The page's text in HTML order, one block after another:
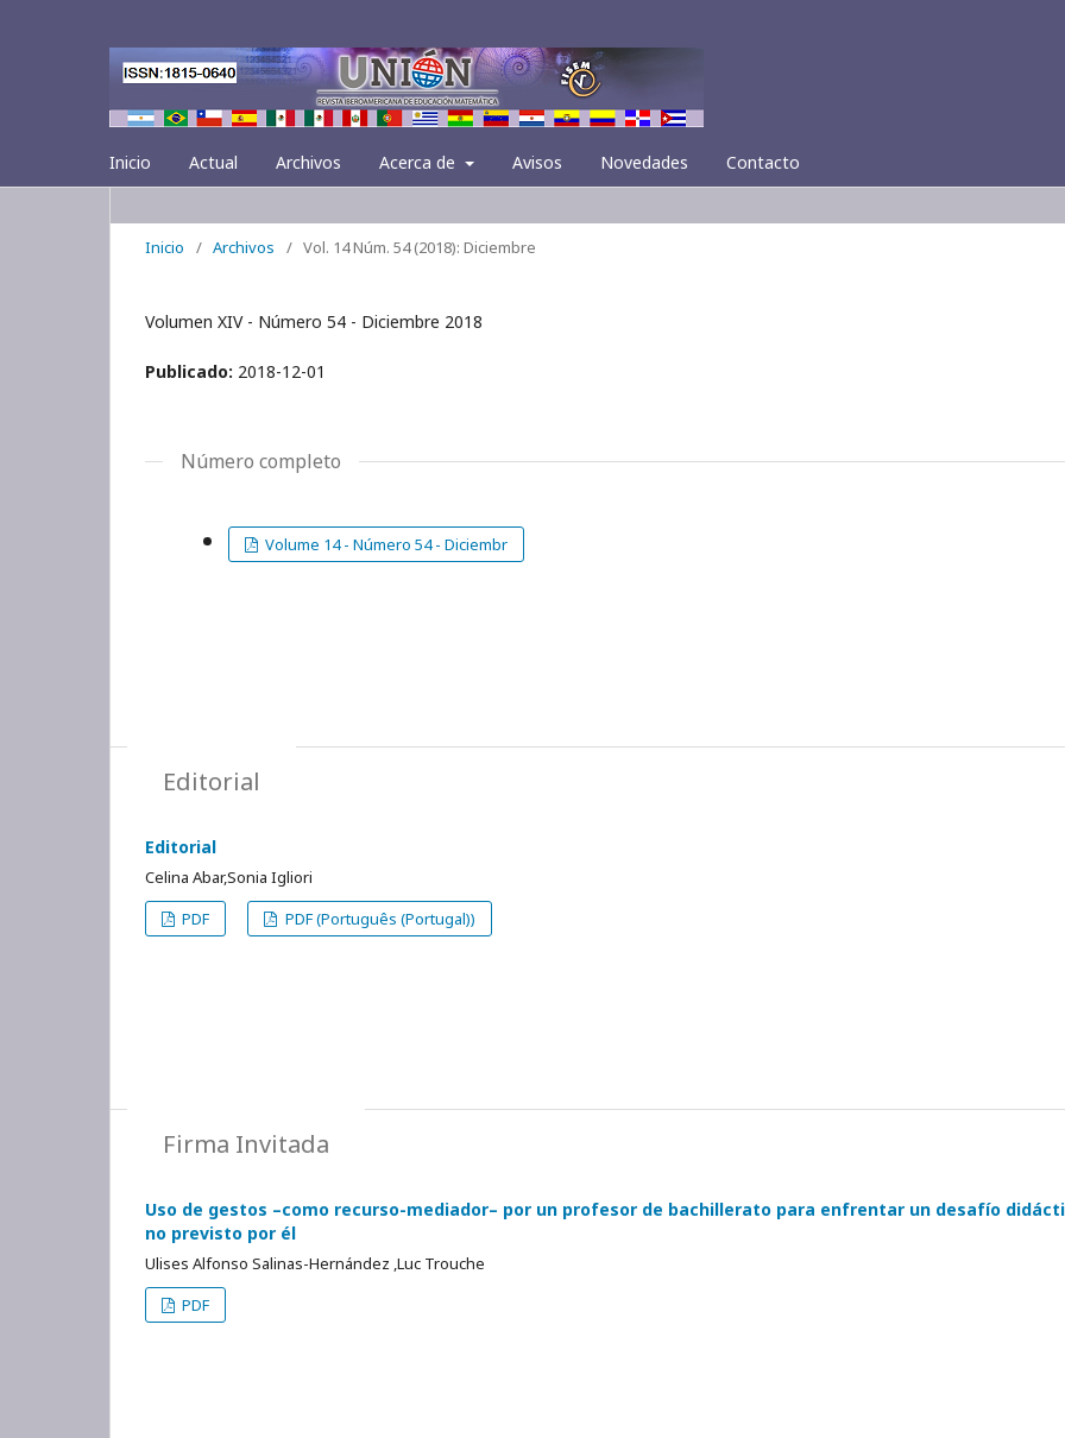
Inicio Actual Archivos Acerca de Avisos Novedades Contacto
Inicio / Archivos / Vol. 14 Núm. 54 (2018): Diciembre
Volumen XIV - Número 54 - Diciembre 2018
Publicado: 2018-12-01
Número completo
Volume 14 - Número 54 - Diciembr
Editorial
Editorial
Celina Abar,Sonia Igliori
PDF
PDF (Português (Portugal))
Firma Invitada
Uso de gestos –como recurso-mediador– por un profesor de bachillerato para enfrentar un desafío
no previsto por él
Ulises Alfonso Salinas-Hernández ,Luc Trouche
PDF